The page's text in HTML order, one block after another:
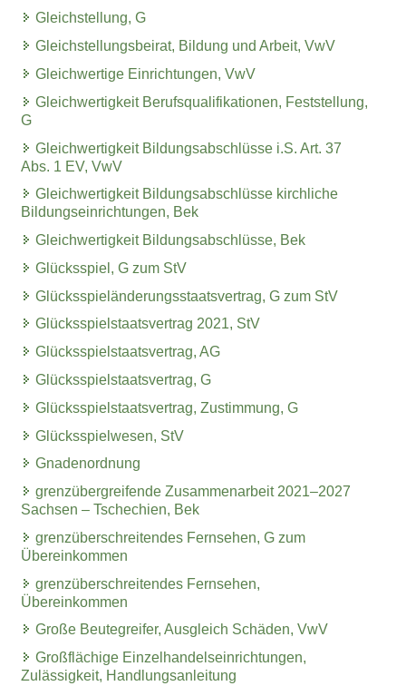
Gleichstellung, G
Gleichstellungsbeirat, Bildung und Arbeit, VwV
Gleichwertige Einrichtungen, VwV
Gleichwertigkeit Berufsqualifikationen, Feststellung,
G
Gleichwertigkeit Bildungsabschlüsse i.S. Art. 37
Abs. 1 EV, VwV
Gleichwertigkeit Bildungsabschlüsse kirchliche
Bildungseinrichtungen, Bek
Gleichwertigkeit Bildungsabschlüsse, Bek
Glücksspiel, G zum StV
Glücksspieländerungsstaatsvertrag, G zum StV
Glücksspielstaatsvertrag 2021, StV
Glücksspielstaatsvertrag, AG
Glücksspielstaatsvertrag, G
Glücksspielstaatsvertrag, Zustimmung, G
Glücksspielwesen, StV
Gnadenordnung
grenzübergreifende Zusammenarbeit 2021–2027
Sachsen – Tschechien, Bek
grenzüberschreitendes Fernsehen, G zum
Übereinkommen
grenzüberschreitendes Fernsehen,
Übereinkommen
Große Beutegreifer, Ausgleich Schäden, VwV
Großflächige Einzelhandelseinrichtungen,
Zulässigkeit, Handlungsanleitung